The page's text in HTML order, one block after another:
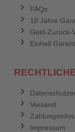
FAQs
10 Jahre
Geld-Zurück-
Einhell
Versand
Zahlungsinfos
Impressum